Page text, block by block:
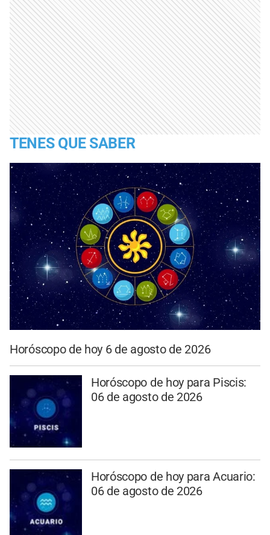
TENES QUE SABER
Horóscopo de hoy 6 de agosto de 2026
Horóscopo de hoy para Piscis:
06 de agosto de 2026
Horóscopo de hoy para Acuario:
06 de agosto de 2026